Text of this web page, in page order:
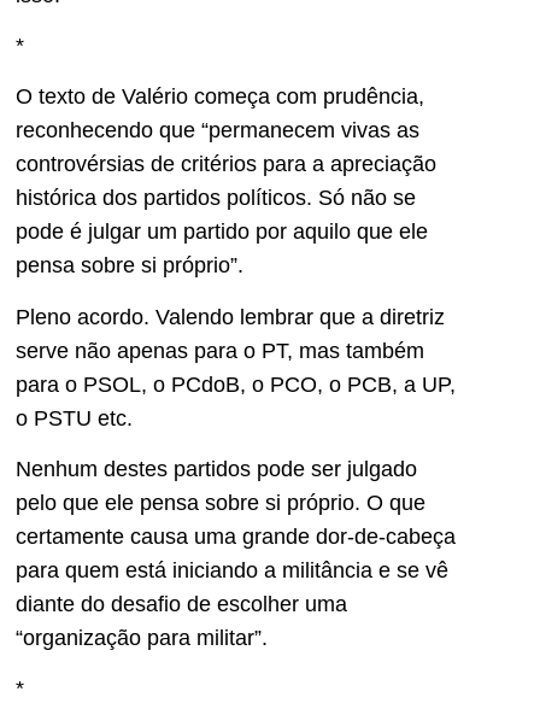
*
O texto de Valério começa com prudência,
reconhecendo que “permanecem vivas as
controvérsias de critérios para a apreciação
histórica dos partidos políticos. Só não se
pode é julgar um partido por aquilo que ele
pensa sobre si próprio”.
Pleno acordo. Valendo lembrar que a diretriz
serve não apenas para o PT, mas também
para o PSOL, o PCdoB, o PCO, o PCB, a UP,
o PSTU etc.
Nenhum destes partidos pode ser julgado
pelo que ele pensa sobre si próprio. O que
certamente causa uma grande dor-de-cabeça
para quem está iniciando a militância e se vê
diante do desafio de escolher uma
“organização para militar”.
*